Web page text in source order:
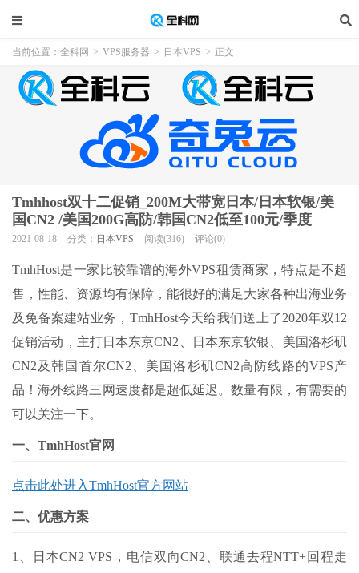
当前位置： 全科网 > VPS服务器 > 日本VPS > 正文
Tmhhost双十二促销_200M大带宽日本/日本软银/美
国CN2 /美国200G高防/韩国CN2低至100元/季度
2021-08-18 分类： 日本VPS 阅读(316) 评论(0)
TmhHost是一家比较靠谱的海外VPS租赁商家，特点是不超
售，性能、资源均有保障，能很好的满足大家各种出海业务
及免备案建站业务，TmhHost今天给我们送上了2020年双12
促销活动，主打日本东京CN2、日本东京软银、美国洛杉矶
CN2及韩国首尔CN2、美国洛杉矶CN2高防线路的VPS产
品！海外线路三网速度都是超低延迟。数量有限，有需要的
可以关注一下。
一、TmhHost官网
点击此处进入TmhHost官方网站
二、优惠方案
1、日本CN2 VPS，电信双向CN2、联通去程NTT+回程走